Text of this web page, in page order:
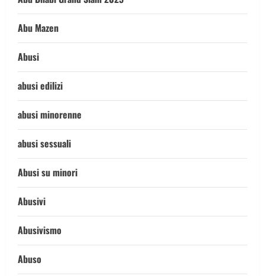
Abu Mazen
Abusi
abusi edilizi
abusi minorenne
abusi sessuali
Abusi su minori
Abusivi
Abusivismo
Abuso